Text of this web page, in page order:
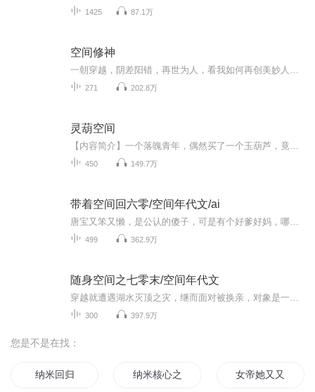
1425 87.1万
空间修神
271 202.8万
灵葫空间
450 149.7万
带着空间回六零/空间年代文/ai
499 362.9万
随身空间之七零末/空间年代文
300 397.9万
您是不是在找：
纳米回归 纳米核心之黑暗之神 女帝她又又又想